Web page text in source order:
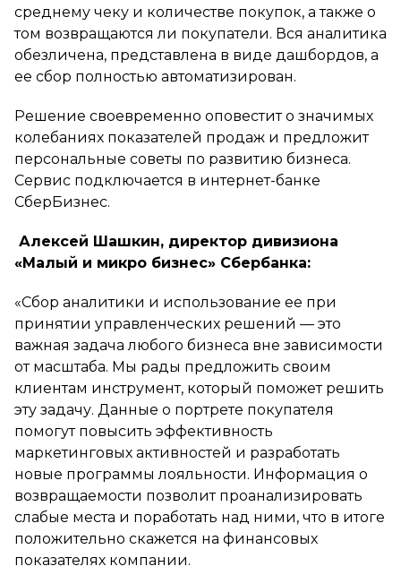
среднему чеку и количестве покупок, а также о
том возвращаются ли покупатели. Вся аналитика
обезличена, представлена в виде дашбордов, а
ее сбор полностью автоматизирован.
Решение своевременно оповестит о значимых
колебаниях показателей продаж и предложит
персональные советы по развитию бизнеса.
Сервис подключается в интернет-банке
СберБизнес.
Алексей Шашкин, директор дивизиона
«Малый и микро бизнес» Сбербанка:
«Сбор аналитики и использование ее при
принятии управленческих решений — это
важная задача любого бизнеса вне зависимости
от масштаба. Мы рады предложить своим
клиентам инструмент, который поможет решить
эту задачу. Данные о портрете покупателя
помогут повысить эффективность
маркетинговых активностей и разработать
новые программы лояльности. Информация о
возвращаемости позволит проанализировать
слабые места и поработать над ними, что в итоге
положительно скажется на финансовых
показателях компании.